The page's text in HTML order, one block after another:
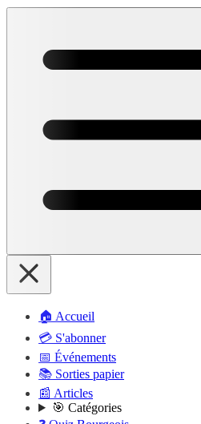
🏠 Accueil
💳 S'abonner
📅 Événements
📚 Sorties papier
📰 Articles
🎯 Catégories